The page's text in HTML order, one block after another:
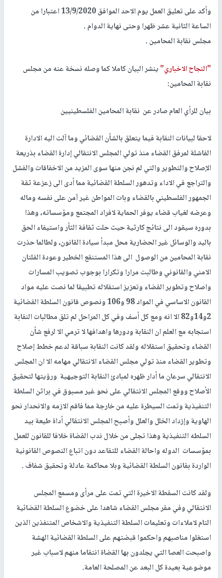
وأكد على تعليق العمل يوم الاحد الموافق 13/9/2020 اعتبارا من
الساعة الثانية عشر ظهرا وحتى نهاية الدوام .
مجلس نقابة المحامين .
"النجاح الاخباري"ينشر البيان كاملا كما وصله نسخة عنه من مجلس
نقابة المحامين:
بيان للرأي العام صادر عن نقابة المحامين الفلسطينيين
لاحقا لبيانات النقابة فيما يتعلق بالشأن القضائي وما آلت اليه الادارة
الفاشلة لمرفق القضاء منذ تولي المجلس الانتقالي إدارة القضاء بذريعة
الإصلاح والتطوير والتي لم نجن منها سوى المزيد من الاخفاقات والفشل
والتراجع في الاداء وتدهور السلطة القضائية مما أدى الى زعزعة ثقة
الجمهور الفلسطيني بالقضاء وبات المواطن غير آمن على نفسه وماله
وعرضه لغياب قضاء يوفر الحماية لافراد المجتمع ومؤسساته، وهذا
بدوره سيقود الى نتائج كارثية حيث حلت ثقافة الثأر واستيفاء الحق
باليد والوسائل غير الحضارية محل مبدأ سيادة القانون، ولطالما حذرت
نقابة المحامين من الوصول الى هذا المستنقع الخطير وعودة الفلتان
الامني والقانوني وطالبت مرارا وتكرارا بوجوب تصويب المسارات
واصلاح وتطوير القضاء وتعزيز استقلاله تطبيقا لما نصت عليه مواد
القانون الاساسي في المواد 98 و106 ونصوص قانون السلطة القضائية
2و14و82 الا انه ومع كل أسف وفي كل المراحل لم تلق مطالبات النقابة
استجابه مع العلم ان النقابة ودورها واهدافها لا ترمي الا لرفع شأن
القضاء وتحقيق استقلاله ولقد كانت النقابة سباقة لدعم خطط إصلاح
وتطوير القضاء منذ تولي مجلس القضاء الانتقالي مهامه الا ان المجلس
الانتقالي سرعان ما أدار ظهره لمبادئ النقابة التوجيهية ورؤيتها لتحقيق
الأصلاح ووقع المجلس الانتقالي على نحو غير مسبوق في براثن السلطة
التنفيذية وتمت السيطرة عليه من خارجة مما فاقم الازمه والانحدار نحو
الهاوية وإزداد الخلل والعلل وأصبح المجلس الانتقالي أداة طيعة بيد
السلطه التنفيذية وهذا تجلى من خلال ندب القضاة خلافا للقانون للعمل
بمؤسسات الدوله واحالة القضاء للتقاعد دون اتباع النصوص القانونية
الواردة بقانون السلطة القضائية وبلا محاكمة عادلة وتحقيق شفاف .
ولقد كانت السقطة الاخيرة التي تمت على مرأى ومسمع المجلس
الانتقالي وفي مقر مجلس القضاء شاهدا على خضوع السلطة القضائية
التام لاملاءات وتعليمات السلطة التنفيذية والاشخاص المتنفذين الذين
استغلوا مناصبهم واحكموا قبضتهم على السلطة القضائية الهشة
واصبحت العصا التي يجلدون بها القضاة انتقاما منهم لاسباب غير
موضوعية بعيدة كل البعد عن المصلحة العامة.